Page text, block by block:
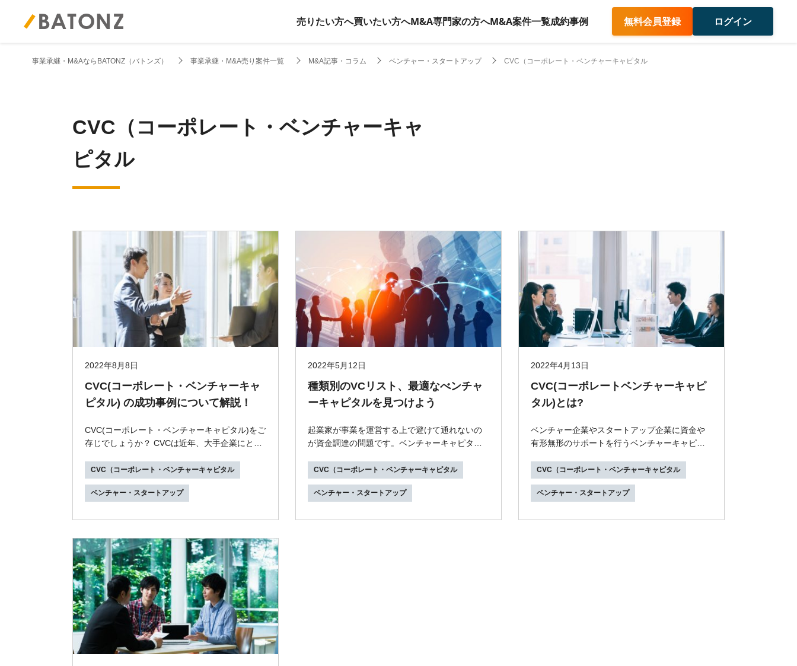
売りたい方へ買いたい方へM&A専門家の方へM&A案件一覧成約事例 無料会員登録 ログイン
事業承継・M&AならBATONZ（バトンズ） 事業承継・M&A売り案件一覧 M&A記事・コラム ベンチャー・スタートアップ CVC（コーポレート・ベンチャーキャピタル
CVC（コーポレート・ベンチャーキャ
ピタル
2022年8月8日
CVC(コーポレート・ベンチャーキャ
ピタル) の成功事例について解説！
CVC(コーポレート・ベンチャーキャピタル)をご
存じでしょうか？ CVCは近年、大手企業にとっ
ていま...
CVC（コーポレート・ベンチャーキャピタル
ベンチャー・スタートアップ
2022年5月12日
種類別のVCリスト、最適なべンチャ
ーキャピタルを見つけよう
起業家が事業を運営する上で避けて通れないの
が資金調達の問題です。ベンチャーキャピタル
ャー企業に...
CVC（コーポレート・ベンチャーキャピタル
ベンチャー・スタートアップ
2022年4月13日
CVC(コーポレートベンチャーキャピ
タル)とは?
ベンチャー企業やスタートアップ企業に資金や
有形無形のサポートを行うベンチャーキャピタ
年、存在感を...
CVC（コーポレート・ベンチャーキャピタル
ベンチャー・スタートアップ